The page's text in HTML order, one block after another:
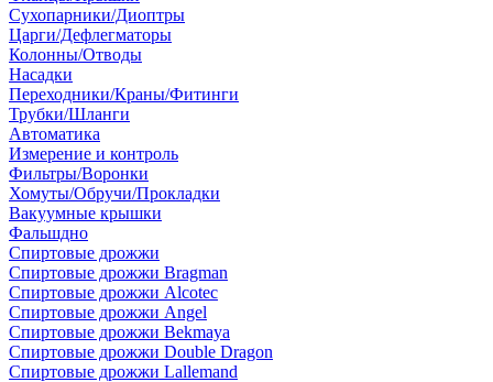
Сухопарники/Диоптры
Царги/Дефлегматоры
Колонны/Отводы
Насадки
Переходники/Краны/Фитинги
Трубки/Шланги
Автоматика
Измерение и контроль
Фильтры/Воронки
Хомуты/Обручи/Прокладки
Вакуумные крышки
Фальшдно
Спиртовые дрожжи
Спиртовые дрожжи Bragman
Спиртовые дрожжи Alcotec
Спиртовые дрожжи Angel
Спиртовые дрожжи Bekmaya
Спиртовые дрожжи Double Dragon
Спиртовые дрожжи Lallemand